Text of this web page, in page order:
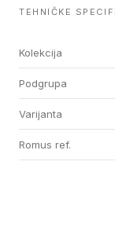
TEHNIČKE
Kolekcija
Podgrupa
Varijanta
Romus ref.